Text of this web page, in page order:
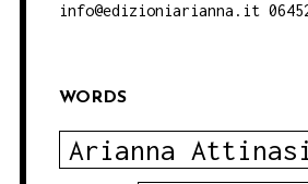
info@edizioniarianna.it
WORDS
Arianna